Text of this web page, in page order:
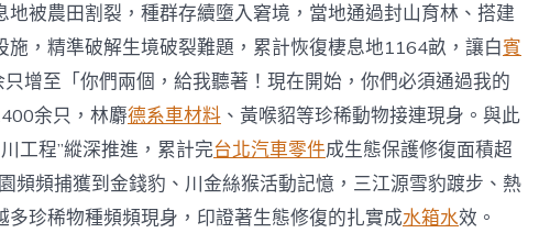
被農田割裂，種群存續墮入窘境，當地通過封山育林、搭建
施，精準破解生境破裂難題，累計恢復棲息地1164畝，讓白賓
增至「你們兩個，給我聽著！現在開始，你們必須通過我的
余只，林麝德系車材料 、黃喉貂等珍稀動物接連現身。與此
工程”縱深推進，累計完台北汽車零件成生態保護修復面積超
頻頻捕獲到金錢豹、川金絲猴活動記憶，三江源雪豹踱步、熱
多珍稀物種頻頻現身，印證著生態修復的扎實成水箱水效。